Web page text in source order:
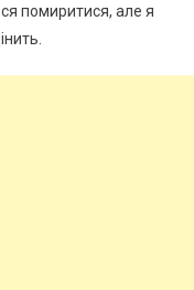
помиритися, але я